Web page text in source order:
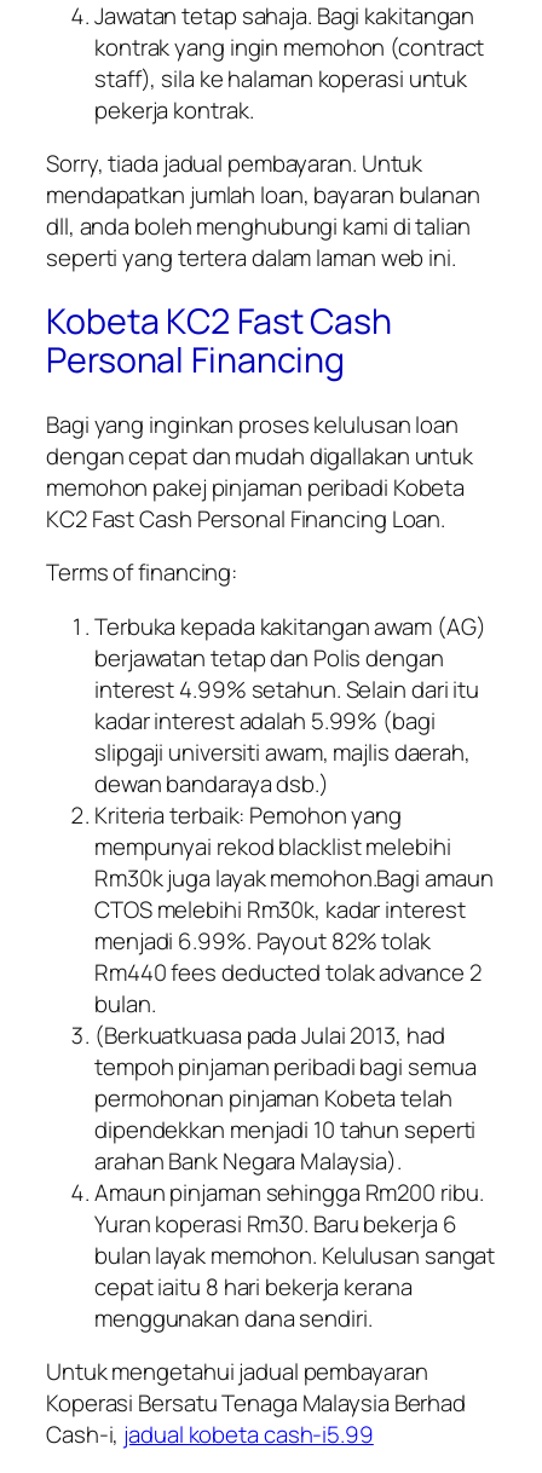
Jawatan tetap sahaja. Bagi kakitangan
kontrak yang ingin memohon (contract
staff), sila ke halaman koperasi untuk
pekerja kontrak.
Sorry, tiada jadual pembayaran. Untuk
mendapatkan jumlah loan, bayaran bulanan
dll, anda boleh menghubungi kami di talian
seperti yang tertera dalam laman web ini.
Kobeta KC2 Fast Cash
Personal Financing
Bagi yang inginkan proses kelulusan loan
dengan cepat dan mudah digallakan untuk
memohon pakej pinjaman peribadi Kobeta
KC2 Fast Cash Personal Financing Loan.
Terms of financing:
Terbuka kepada kakitangan awam (AG)
berjawatan tetap dan Polis dengan
interest 4.99% setahun. Selain dari itu
kadar interest adalah 5.99% (bagi
slipgaji universiti awam, majlis daerah,
dewan bandaraya dsb.)
Kriteria terbaik: Pemohon yang
mempunyai rekod blacklist melebihi
Rm30k juga layak memohon.Bagi amaun
CTOS melebihi Rm30k, kadar interest
menjadi 6.99%. Payout 82% tolak
Rm440 fees deducted tolak advance 2
bulan.
(Berkuatkuasa pada Julai 2013, had
tempoh pinjaman peribadi bagi semua
permohonan pinjaman Kobeta telah
dipendekkan menjadi 10 tahun seperti
arahan Bank Negara Malaysia).
Amaun pinjaman sehingga Rm200 ribu.
Yuran koperasi Rm30. Baru bekerja 6
bulan layak memohon. Kelulusan sangat
cepat iaitu 8 hari bekerja kerana
menggunakan dana sendiri.
Untuk mengetahui jadual pembayaran
Koperasi Bersatu Tenaga Malaysia Berhad
Cash-i, jadual kobeta cash-i5.99